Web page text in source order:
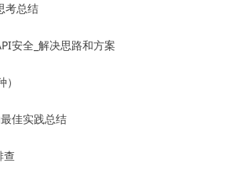
考总结
安全_解决思路和方案
佳实践总结
查